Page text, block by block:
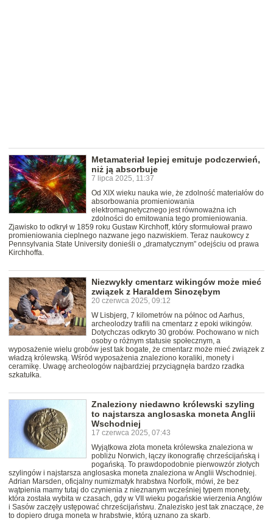
Metamateriał lepiej emituje podczerwień,
niż ją absorbuje
7 lipca 2025, 11:37
Od XIX wieku nauka wie, że zdolność materiałów do
absorbowania promieniowania
elektromagnetycznego jest równoważna ich
zdolności do emitowania tego promieniowania.
Zjawisko to odkrył w 1859 roku Gustaw Kirchhoff, który sformułował prawo
promieniowania cieplnego nazwane jego nazwiskiem. Teraz naukowcy z
Pennsylvania State University donieśli o „dramatycznym” odejściu od prawa
Kirchhoffa.
Niezwykły cmentarz wikingów może mieć
związek z Haraldem Sinozębym
20 czerwca 2025, 09:12
W Lisbjerg, 7 kilometrów na północ od Aarhus,
archeolodzy trafili na cmentarz z epoki wikingów.
Dotychczas odkryto 30 grobów. Pochowano w nich
osoby o różnym statusie społecznym, a
wyposażenie wielu grobów jest tak bogate, że cmentarz może mieć związek z
władzą królewską. Wśród wyposażenia znaleziono koraliki, monety i
ceramikę. Uwagę archeologów najbardziej przyciągnęła bardzo rzadka
szkatułka.
Znaleziony niedawno królewski szyling
to najstarsza anglosaska moneta Anglii
Wschodniej
17 czerwca 2025, 07:43
Wyjątkowa złota moneta królewska znaleziona w
pobliżu Norwich, łączy ikonografię chrześcijańską i
pogańską. To prawdopodobnie pierwowzór złotych
szylingów i najstarsza anglosaska moneta znaleziona w Anglii Wschodniej.
Adrian Marsden, oficjalny numizmatyk hrabstwa Norfolk, mówi, że bez
wątpienia mamy tutaj do czynienia z nieznanym wcześniej typem monety,
która została wybita w czasach, gdy w VII wieku pogańskie wierzenia Anglów
i Sasów zaczęły ustępować chrześcijaństwu. Znalezisko jest tak znaczące, że
to dopiero druga moneta w hrabstwie, którą uznano za skarb.